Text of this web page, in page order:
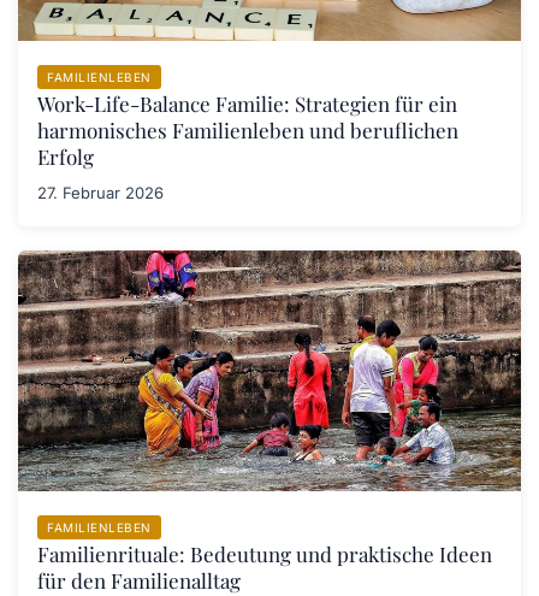
FAMILIENLEBEN
Work-Life-Balance Familie: Strategien für ein
harmonisches Familienleben und beruflichen
Erfolg
27. Februar 2026
FAMILIENLEBEN
Familienrituale: Bedeutung und praktische Ideen
für den Familienalltag